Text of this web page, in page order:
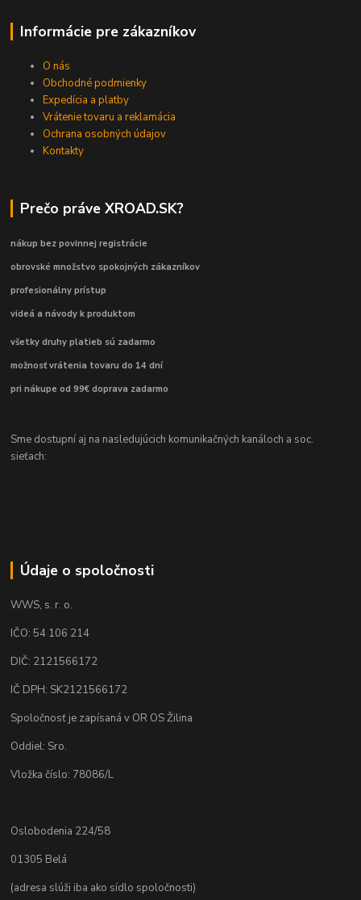
Informácie pre zákazníkov
O nás
Obchodné podmienky
Expedícia a platby
Vrátenie tovaru a reklamácia
Ochrana osobných údajov
Kontakty
Prečo práve XROAD.SK?
nákup bez povinnej registrácie
obrovské množstvo spokojných zákazníkov
profesionálny prístup
videá a návody k produktom
všetky druhy platieb sú zadarmo
možnosť vrátenia tovaru do 14 dní
pri nákupe od 99€ doprava zadarmo
Sme dostupní aj na nasledujúcich komunikačných kanáloch a soc.
sieťach:
Údaje o spoločnosti
WWS, s. r. o.
IČO: 54 106 214
DIČ: 2121566172
IČ DPH: SK2121566172
Spoločnosť je zapísaná v OR OS Žilina
Oddiel: Sro.
Vložka číslo: 78086/L
Oslobodenia 224/58
01305 Belá
(adresa slúži iba ako sídlo spoločnosti)